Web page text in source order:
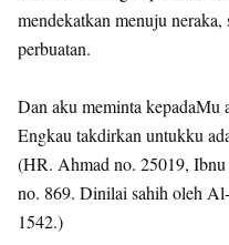
mendekatkan menuju neraka,
perbuatan.
Dan aku meminta kepadaMu
Engkau takdirkan untukku
(HR. Ahmad no. 25019,
no. 869. Dinilai sahih oleh
1542.)